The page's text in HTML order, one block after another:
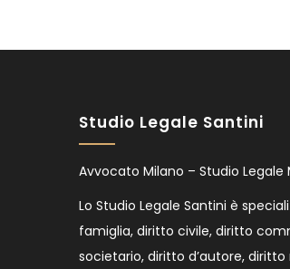
Studio Legale Santini
Avvocato Milano – Studio Legale
Lo Studio Legale Santini è
famiglia, diritto civile, diritto
societario, diritto d’autore,